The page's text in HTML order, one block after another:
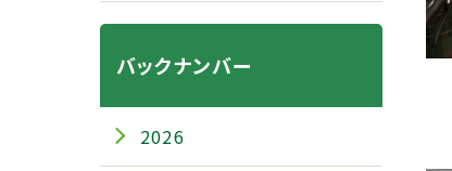
バックナンバー
2026